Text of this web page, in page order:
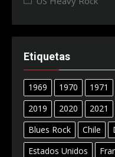
Etiquetas
1969 1970 1971
2019
2020 2021
Blues Rock
Chile
Estados Unidos